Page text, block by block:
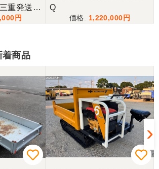
重発送整
Q
1,220,000
着商品